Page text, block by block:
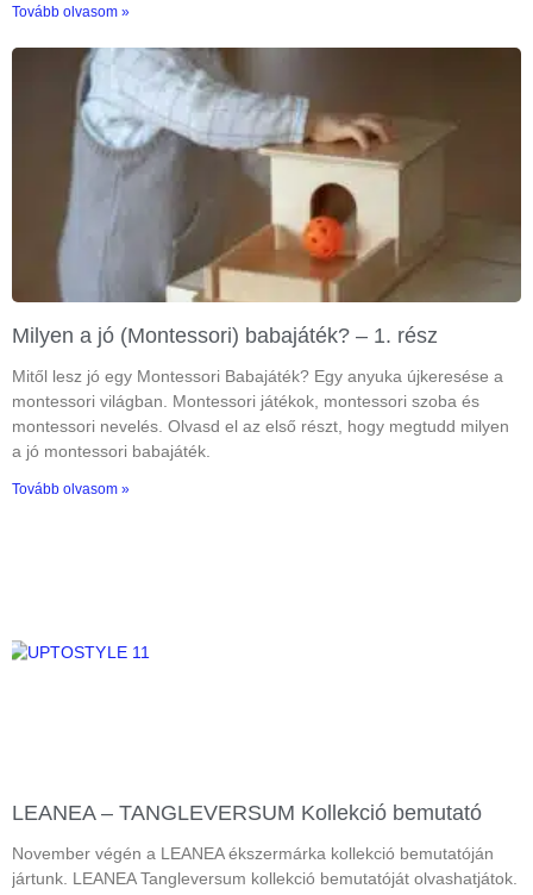
Tovább olvasom »
Milyen a jó (Montessori) babajáték? – 1. rész
Mitől lesz jó egy Montessori Babajáték? Egy anyuka újkeresése a
montessori világban. Montessori játékok, montessori szoba és
montessori nevelés. Olvasd el az első részt, hogy megtudd milyen
a jó montessori babajáték.
Tovább olvasom »
LEANEA – TANGLEVERSUM Kollekció bemutató
November végén a LEANEA ékszermárka kollekció bemutatóján
jártunk. LEANEA Tangleversum kollekció bemutatóját olvashatjátok.